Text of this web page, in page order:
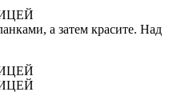
а затем красите. Над